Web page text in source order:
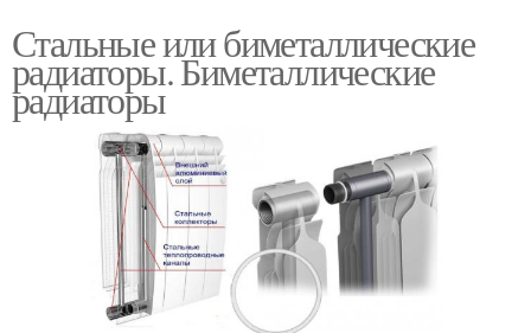
Стальные или биметаллические
радиаторы. Биметаллические
радиаторы